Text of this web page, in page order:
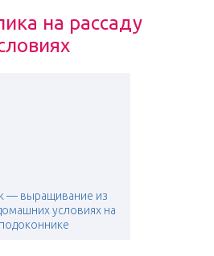
на рассаду
— выращивание из
условиях на
подоконнике